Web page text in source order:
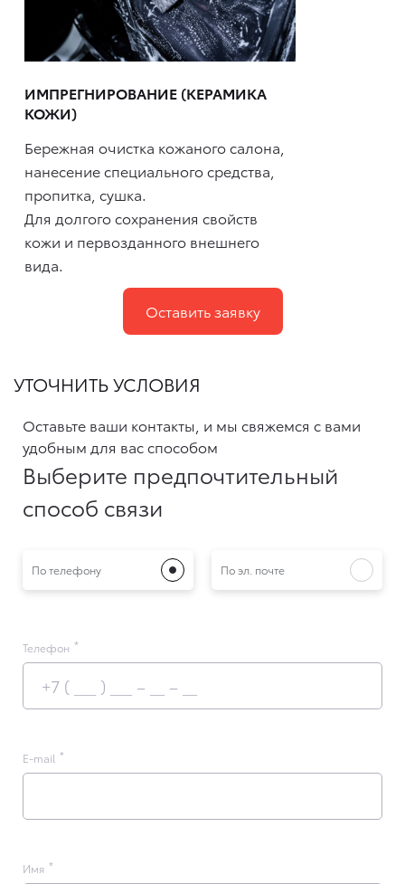
ИМПРЕГНИРОВАНИЕ (КЕРАМИКА
КОЖИ)
Бережная очистка кожаного салона,
нанесение специального средства,
пропитка, сушка.
Для долгого сохранения свойств
кожи и первозданного внешнего
вида.
Оставить заявку
УТОЧНИТЬ УСЛОВИЯ
Оставьте ваши контакты, и мы свяжемся с вами
удобным для вас способом
Выберите предпочтительный
способ связи
По телефону По эл. почте
Телефон
E-mail
Имя